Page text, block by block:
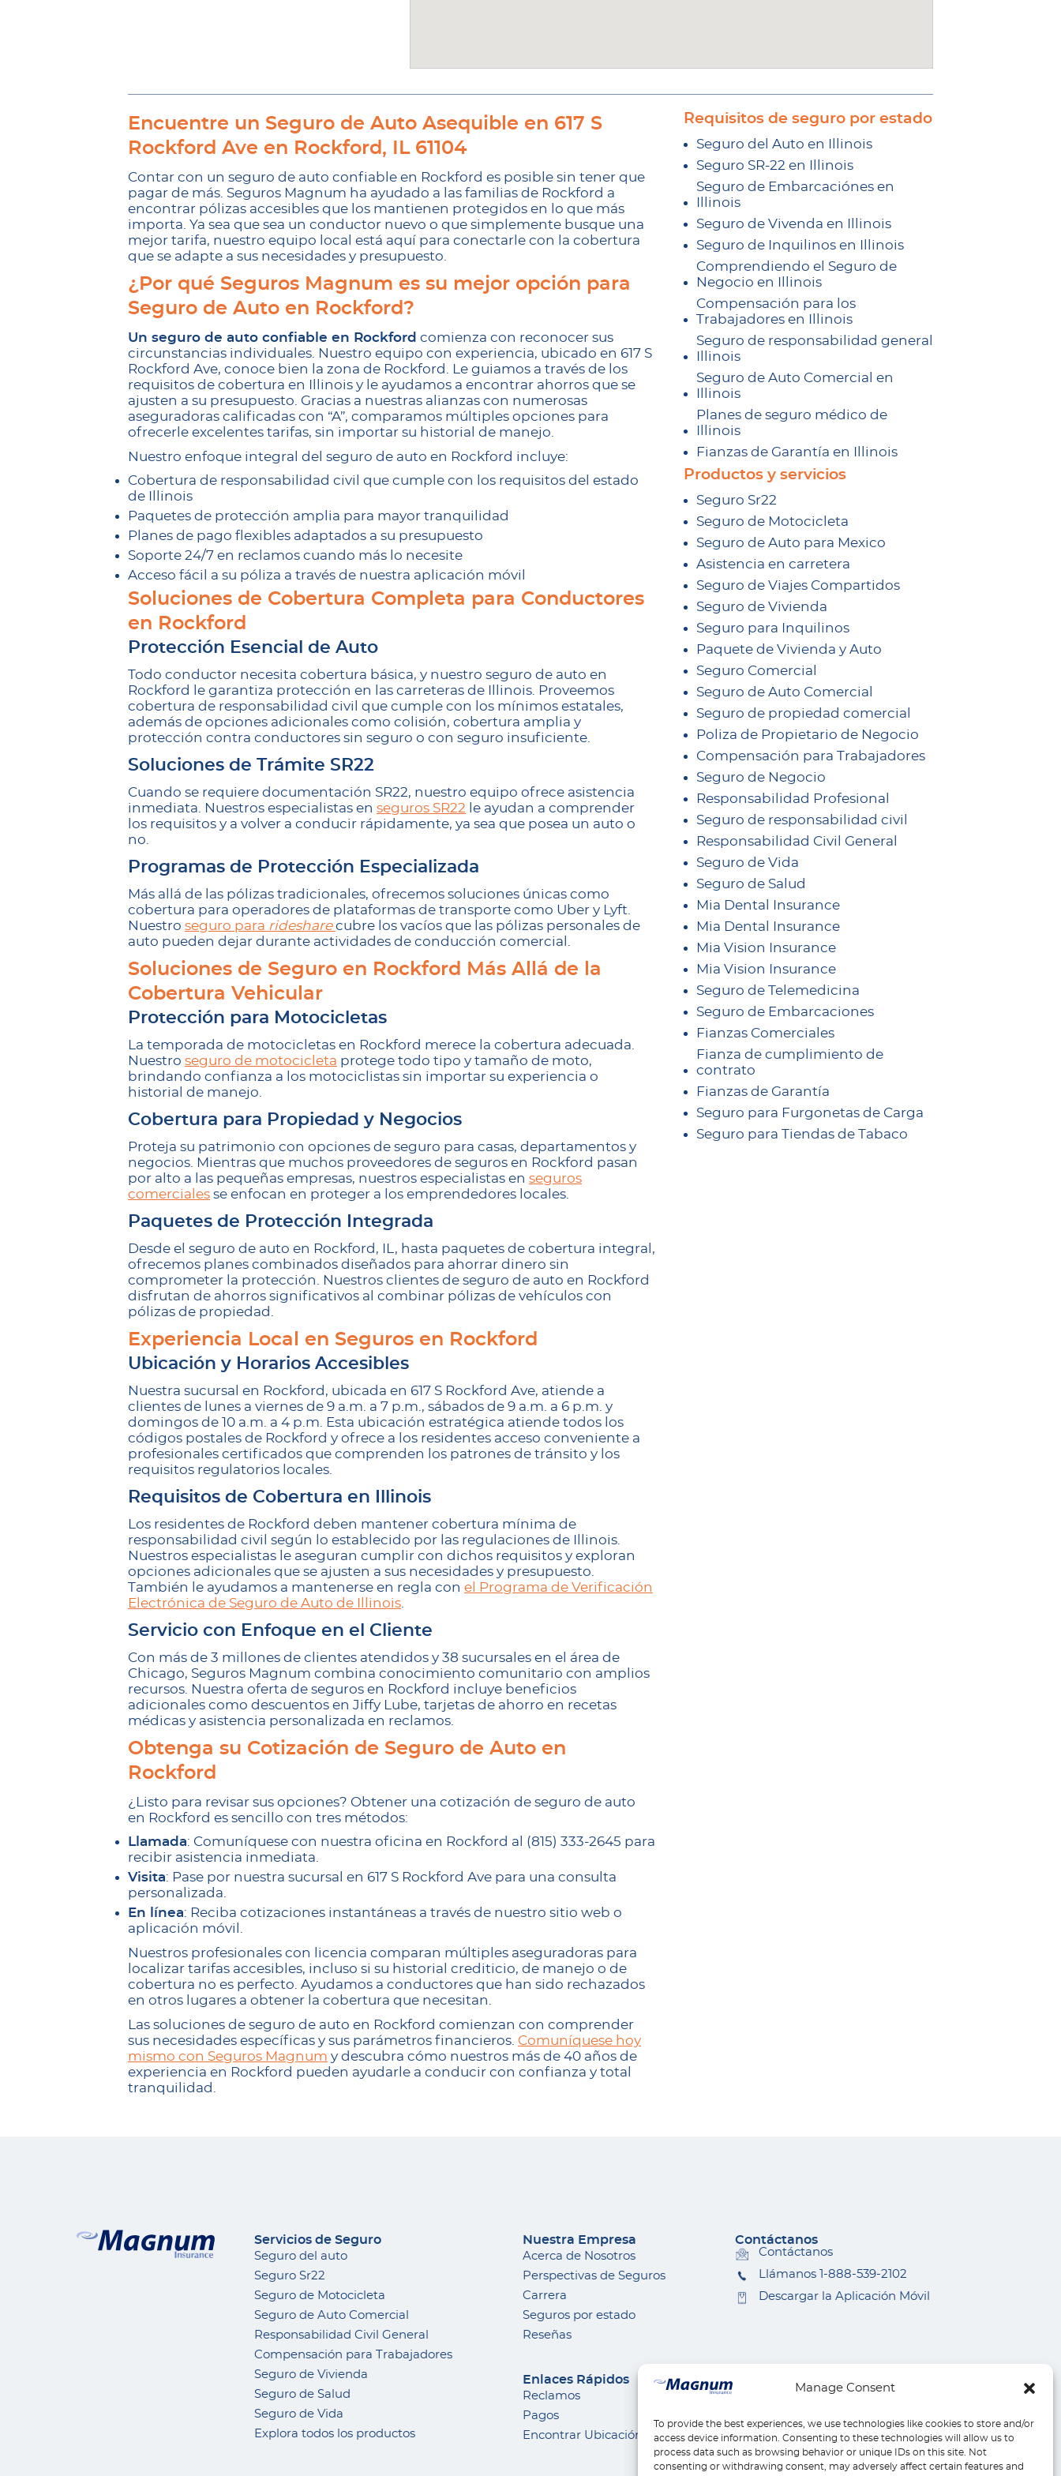
Manage Consent
To provide the best experiences, we use technologies like cookies to store and/or
access device information. Consenting to these technologies will allow us to
process data such as browsing behavior or unique IDs on this site. Not
consenting or withdrawing consent, may adversely affect certain features and
Encuentre un Seguro de Auto Asequible en 617 S
Rockford Ave en Rockford, IL 61104
Contar con un seguro de auto confiable en Rockford es posible sin tener que
pagar de más. Seguros Magnum ha ayudado a las familias de Rockford a
encontrar pólizas accesibles que los mantienen protegidos en lo que más
importa. Ya sea que sea un conductor nuevo o que simplemente busque una
mejor tarifa, nuestro equipo local está aquí para conectarle con la cobertura
que se adapte a sus necesidades y presupuesto.
¿Por qué Seguros Magnum es su mejor opción para
Seguro de Auto en Rockford?
Un seguro de auto confiable en Rockford comienza con reconocer sus
circunstancias individuales. Nuestro equipo con experiencia, ubicado en 617 S
Rockford Ave, conoce bien la zona de Rockford. Le guiamos a través de los
requisitos de cobertura en Illinois y le ayudamos a encontrar ahorros que se
ajusten a su presupuesto. Gracias a nuestras alianzas con numerosas
aseguradoras calificadas con “A”, comparamos múltiples opciones para
ofrecerle excelentes tarifas, sin importar su historial de manejo.
Nuestro enfoque integral del seguro de auto en Rockford incluye:
Cobertura de responsabilidad civil que cumple con los requisitos del estado
de Illinois
Paquetes de protección amplia para mayor tranquilidad
Planes de pago flexibles adaptados a su presupuesto
Soporte 24/7 en reclamos cuando más lo necesite
Acceso fácil a su póliza a través de nuestra aplicación móvil
Soluciones de Cobertura Completa para Conductores
en Rockford
Protección Esencial de Auto
Todo conductor necesita cobertura básica, y nuestro seguro de auto en
Rockford le garantiza protección en las carreteras de Illinois. Proveemos
cobertura de responsabilidad civil que cumple con los mínimos estatales,
además de opciones adicionales como colisión, cobertura amplia y
protección contra conductores sin seguro o con seguro insuficiente.
Soluciones de Trámite SR22
Cuando se requiere documentación SR22, nuestro equipo ofrece asistencia
inmediata. Nuestros especialistas en seguros SR22 le ayudan a comprender
los requisitos y a volver a conducir rápidamente, ya sea que posea un auto o
no.
Programas de Protección Especializada
Más allá de las pólizas tradicionales, ofrecemos soluciones únicas como
cobertura para operadores de plataformas de transporte como Uber y Lyft.
Nuestro seguro para rideshare cubre los vacíos que las pólizas personales de
auto pueden dejar durante actividades de conducción comercial.
Soluciones de Seguro en Rockford Más Allá de la
Cobertura Vehicular
Protección para Motocicletas
La temporada de motocicletas en Rockford merece la cobertura adecuada.
Nuestro seguro de motocicleta protege todo tipo y tamaño de moto,
brindando confianza a los motociclistas sin importar su experiencia o
historial de manejo.
Cobertura para Propiedad y Negocios
Proteja su patrimonio con opciones de seguro para casas, departamentos y
negocios. Mientras que muchos proveedores de seguros en Rockford pasan
por alto a las pequeñas empresas, nuestros especialistas en seguros
comerciales se enfocan en proteger a los emprendedores locales.
Paquetes de Protección Integrada
Desde el seguro de auto en Rockford, IL, hasta paquetes de cobertura integral,
ofrecemos planes combinados diseñados para ahorrar dinero sin
comprometer la protección. Nuestros clientes de seguro de auto en Rockford
disfrutan de ahorros significativos al combinar pólizas de vehículos con
pólizas de propiedad.
Experiencia Local en Seguros en Rockford
Ubicación y Horarios Accesibles
Nuestra sucursal en Rockford, ubicada en 617 S Rockford Ave, atiende a
clientes de lunes a viernes de 9 a.m. a 7 p.m., sábados de 9 a.m. a 6 p.m. y
domingos de 10 a.m. a 4 p.m. Esta ubicación estratégica atiende todos los
códigos postales de Rockford y ofrece a los residentes acceso conveniente a
profesionales certificados que comprenden los patrones de tránsito y los
requisitos regulatorios locales.
Requisitos de Cobertura en Illinois
Los residentes de Rockford deben mantener cobertura mínima de
responsabilidad civil según lo establecido por las regulaciones de Illinois.
Nuestros especialistas le aseguran cumplir con dichos requisitos y exploran
opciones adicionales que se ajusten a sus necesidades y presupuesto.
También le ayudamos a mantenerse en regla con el Programa de Verificación
Electrónica de Seguro de Auto de Illinois
Servicio con Enfoque en el Cliente
Con más de 3 millones de clientes atendidos y 38 sucursales en el área de
Chicago, Seguros Magnum combina conocimiento comunitario con amplios
recursos. Nuestra oferta de seguros en Rockford incluye beneficios
adicionales como descuentos en Jiffy Lube, tarjetas de ahorro en recetas
médicas y asistencia personalizada en reclamos.
Obtenga su Cotización de Seguro de Auto en
Rockford
¿Listo para revisar sus opciones? Obtener una cotización de seguro de auto
en Rockford es sencillo con tres métodos:
Llamada: Comuníquese con nuestra oficina en Rockford al (815) 333-2645 para
recibir asistencia inmediata.
Visita: Pase por nuestra sucursal en 617 S Rockford Ave para una consulta
personalizada.
En línea: Reciba cotizaciones instantáneas a través de nuestro sitio web o
aplicación móvil.
Nuestros profesionales con licencia comparan múltiples aseguradoras para
localizar tarifas accesibles, incluso si su historial crediticio, de manejo o de
cobertura no es perfecto. Ayudamos a conductores que han sido rechazados
en otros lugares a obtener la cobertura que necesitan.
Las soluciones de seguro de auto en Rockford comienzan con comprender
sus necesidades específicas y sus parámetros financieros. Comuníquese hoy
mismo con Seguros Magnum y descubra cómo nuestros más de 40 años de
experiencia en Rockford pueden ayudarle a conducir con confianza y total
tranquilidad.
Requisitos de seguro por estado
Seguro del Auto en Illinois
Seguro SR-22 en Illinois
Seguro de Embarcaciónes en
Illinois
Seguro de Vivenda en Illinois
Seguro de Inquilinos en Illinois
Comprendiendo el Seguro de
Negocio en Illinois
Compensación para los
Trabajadores en Illinois
Seguro de responsabilidad general
Illinois
Seguro de Auto Comercial en
Illinois
Planes de seguro médico de
Illinois
Fianzas de Garantía en Illinois
Productos y servicios
Seguro Sr22
Seguro de Motocicleta
Seguro de Auto para Mexico
Asistencia en carretera
Seguro de Viajes Compartidos
Seguro de Vivienda
Seguro para Inquilinos
Paquete de Vivienda y Auto
Seguro Comercial
Seguro de Auto Comercial
Seguro de propiedad comercial
Poliza de Propietario de Negocio
Compensación para Trabajadores
Seguro de Negocio
Responsabilidad Profesional
Seguro de responsabilidad civil
Responsabilidad Civil General
Seguro de Vida
Seguro de Salud
Mia Dental Insurance
Mia Dental Insurance
Mia Vision Insurance
Mia Vision Insurance
Seguro de Telemedicina
Seguro de Embarcaciones
Fianzas Comerciales
Fianza de cumplimiento de
contrato
Fianzas de Garantía
Seguro para Furgonetas de Carga
Seguro para Tiendas de Tabaco
Servicios de Seguro
Seguro del auto
Seguro Sr22
Seguro de Motocicleta
Seguro de Auto Comercial
Responsabilidad Civil General
Compensación para Trabajadores
Seguro de Vivienda
Seguro de Salud
Seguro de Vida
Explora todos los productos
Nuestra Empresa
Acerca de Nosotros
Perspectivas de Seguros
Carrera
Seguros por estado
Reseñas
Contáctanos
Contáctanos
Llámanos 1-888-539-2102
Descargar la Aplicación Móvil
Enlaces Rápidos
Reclamos
Pagos
Encontrar Ubicación